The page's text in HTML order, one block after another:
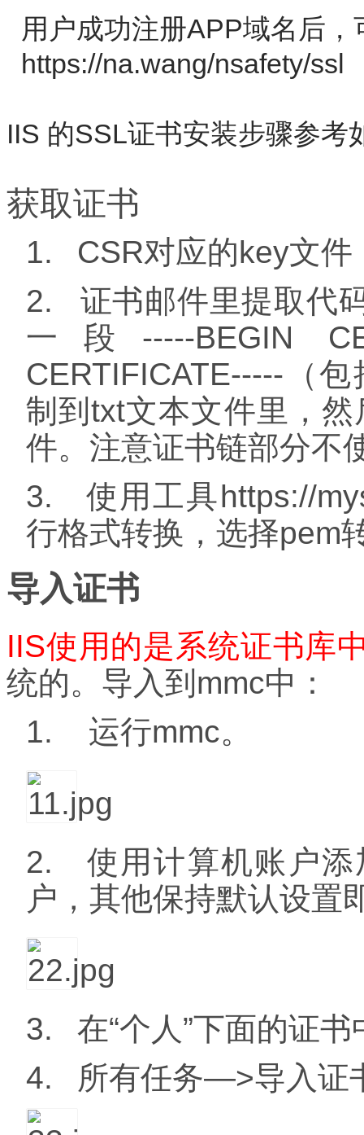
用户成功注册APP域名后
https://na.wang/nsafety/ssl
IIS 的SSL证书安装步骤参考
获取证书
1. CSR对应的key文件
2.
证书邮件里提取代
一段 -----BEGIN
CERTIFICATE----- （
制到txt文本文件里，然
件。注意证书链部分不
3.
使用工具https://
行格式转换，选择pem
导入证书
IIS使用的是系统证书库
统的。导入到 mmc中：
1. 运行mmc。
2.
使用计算机账户
户，其他保持默认设置
3.
在“个人”下面的证书
4.
所有任务—>导入证